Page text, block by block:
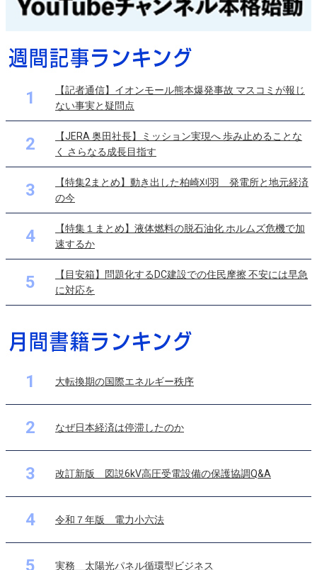
1
【記者通信】イオンモール熊本爆発事故 マスコミが報じ
ない事実と疑問点
2
【JERA 奥田社長】ミッション実現へ 歩み止めることな
く さらなる成長目指す
3
【特集2まとめ】動き出した柏崎刈羽 発電所と地元経済
の今
4
【特集１まとめ】液体燃料の脱石油化 ホルムズ危機で加
速するか
5
【目安箱】問題化するDC建設での住民摩擦 不安には早急
に対応を
1 大転換期の国際エネルギー秩序
2 なぜ日本経済は停滞したのか
3 改訂新版 図説6kV高圧受電設備の保護協調Q&A
4 令和７年版 電力小六法
5 実務 太陽光パネル循環型ビジネス